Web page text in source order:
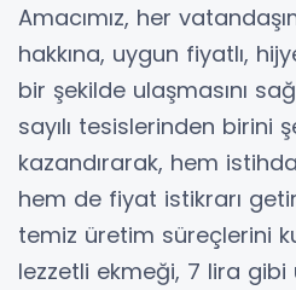
Amacımız, her
hakkına, uygun fiyatlı,
bir şekilde ulaşmasını
sayılı tesislerinden birini
kazandırarak, hem
hem de fiyat istikrarı
temiz üretim süreçlerini
lezzetli ekmeği, 7 lira gibi